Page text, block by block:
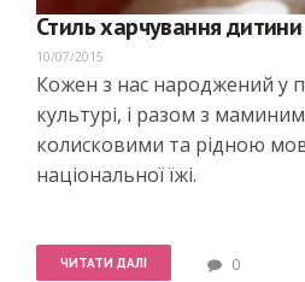
Стиль харчування
10/07/2015
Кожен з нас народжений у
культурі, і разом з
колисковими та рідною
національної їжі.
ЧИТАТИ ДАЛІ 0